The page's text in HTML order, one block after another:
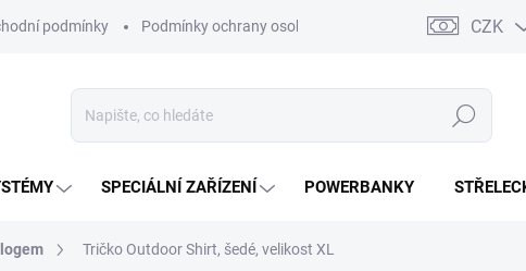
podmínky Podmínky ochrany osobních údajů Kontakty CZK
Hledat
SPECIÁLNÍ ZAŘÍZENÍ POWERBANKY
Tričko Outdoor Shirt, šedé, velikost XL